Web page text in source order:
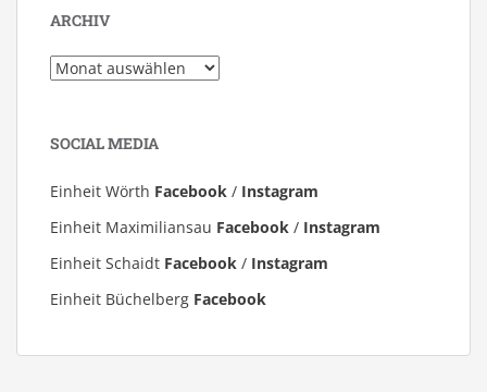
ARCHIV
Archiv
SOCIAL MEDIA
Einheit Wörth Facebook / Instagram
Einheit Maximiliansau Facebook / Instagram
Einheit Schaidt Facebook / Instagram
Einheit Büchelberg Facebook